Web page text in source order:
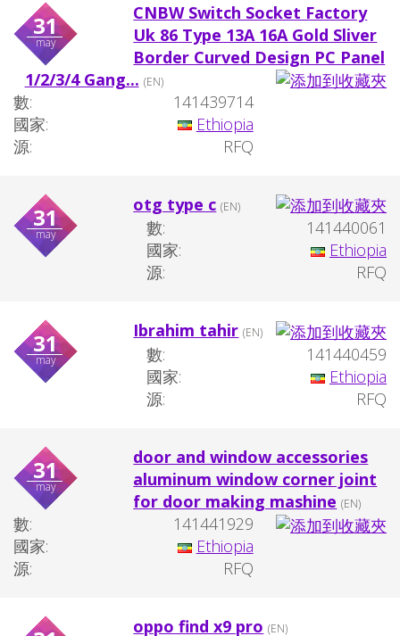
31
may
CNBW Switch Socket Factory
Uk 86 Type 13A 16A Gold Sliver
Border Curved Design PC Panel
1/2/3/4 Gang... (EN)
數:
141439714
國家:
Ethiopia
源:
RFQ
31
may
otg type c (EN)
數:
141440061
國家:
Ethiopia
源:
RFQ
31
may
Ibrahim tahir (EN)
數:
141440459
國家:
Ethiopia
源:
RFQ
31
may
door and window accessories
aluminum window corner joint
for door making mashine (EN)
數:
141441929
國家:
Ethiopia
源:
RFQ
oppo find x9 pro (EN)